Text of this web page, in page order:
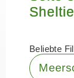
Sheltie
Beliebte